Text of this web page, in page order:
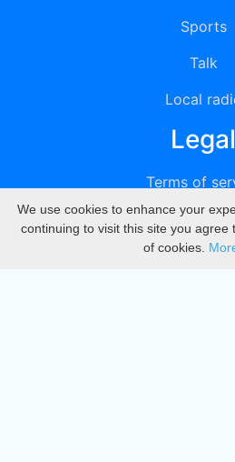
Sports
Talk
Local
Legal
Terms of
Privacy
DMCA
We use cookies to enhance your
continuing to visit this site you agree
of cookies.